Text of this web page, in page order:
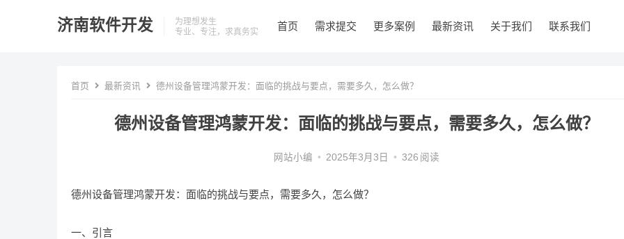
济南软件开发
为理想发生
专业、专注，求真务实
首页 需求提交 更多案例 最新资讯 关于我们 联系我们
首页 最新资讯 德州设备管理鸿蒙开发：面临的挑战与要点，需要多久，怎么做？
德州设备管理鸿蒙开发：面临的挑战与要点，需要多久，怎么做？
网站小编 • 2025年3月3日 • 326 阅读
德州设备管理鸿蒙开发：面临的挑战与要点，需要多久，怎么做？
一、引言